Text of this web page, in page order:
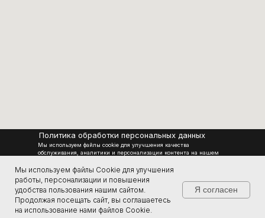
Мы используем файлы Cookie для улучшения
работы, персонализации и повышения
удобства пользования нашим сайтом.
Продолжая посещать сайт, вы соглашаетесь
на использование нами файлов Cookie.
Я согласен
Официальный сайт завода по производству
квадроциклов СОКОЛ 2014-2026 Все права
защищены.
Политика обработки персональных данных
Мы используем файлы cookie для улучшения качества
обслуживания, аналитики и персонализации контента на нашем
Применяя сайт, вы соглашаетесь на использование cookies в
соответствии с нашей Политикой конфиденциальности. Вы
можете изменить настройки cookies в вашем браузере в любое
время.